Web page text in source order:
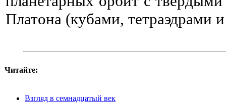
Платона (кубами, тетраэдрами
Читайте:
Взгляд в семнадцатый век